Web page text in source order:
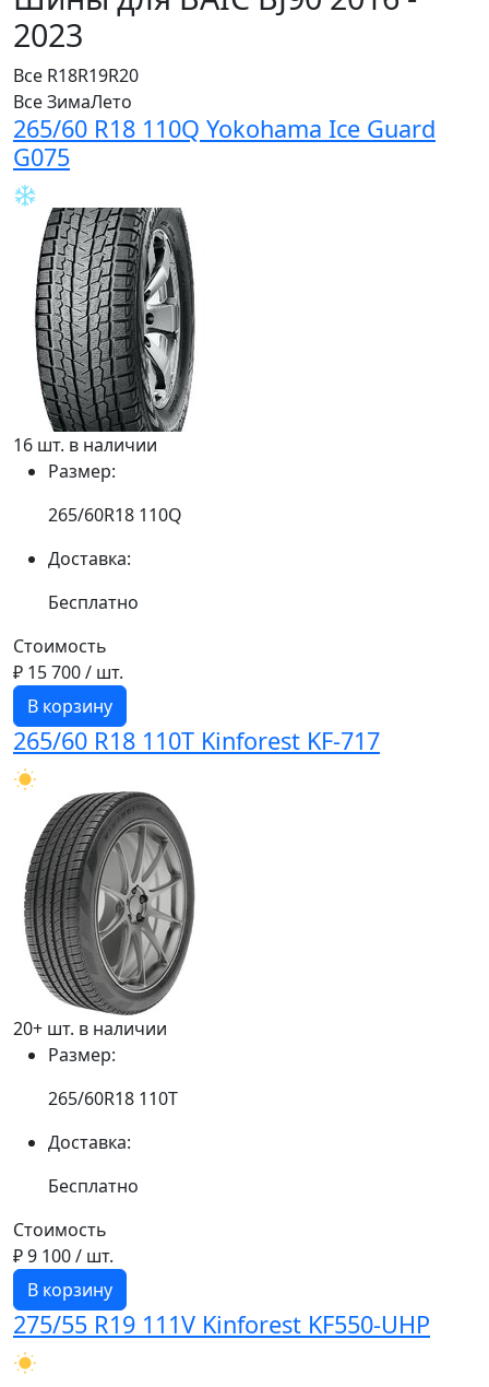
2023
Все R18R19R20
ВсеЗимаЛето
265/60 R18 110Q Yokohama Ice Guard
G075
16 шт. в наличии
Размер:
265/60R18 110Q
Доставка:
Бесплатно
Стоимость
₽ 15 700/ шт.
В корзину
265/60 R18 110T Kinforest KF-717
20+ шт. в наличии
Размер:
265/60R18 110T
Доставка:
Бесплатно
Стоимость
₽ 9 100/ шт.
В корзину
275/55 R19 111V Kinforest KF550-UHP